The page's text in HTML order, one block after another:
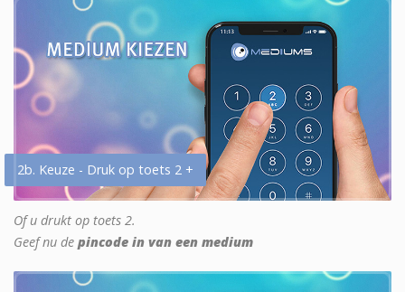
2b. Keuze - Druk op toets 2 +
Of u drukt op toets 2.
Geef nu de pincode in van een medium